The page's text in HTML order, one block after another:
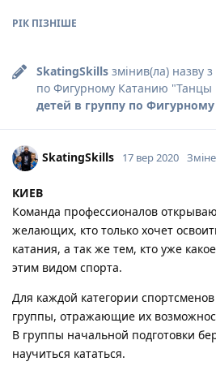
РІК ПІЗНІШЕ
SkatingSkills змінив(ла) назву з
по Фигурному Катанию
детей в группу по
SkatingSkills 17 вер 2020
КИЕВ
Команда профессионалов
желающих, кто только хочет
катания, а так же тем, кто уже
этим видом спорта.
Для каждой категории
группы, отражающие их
В группы начальной подготовки
научиться кататься.